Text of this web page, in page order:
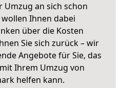
Umzug an sich schon
Ihnen dabei
über die Kosten
Sie sich zurück – wir
Angebote für Sie, das
mit Ihrem Umzug von
helfen kann.